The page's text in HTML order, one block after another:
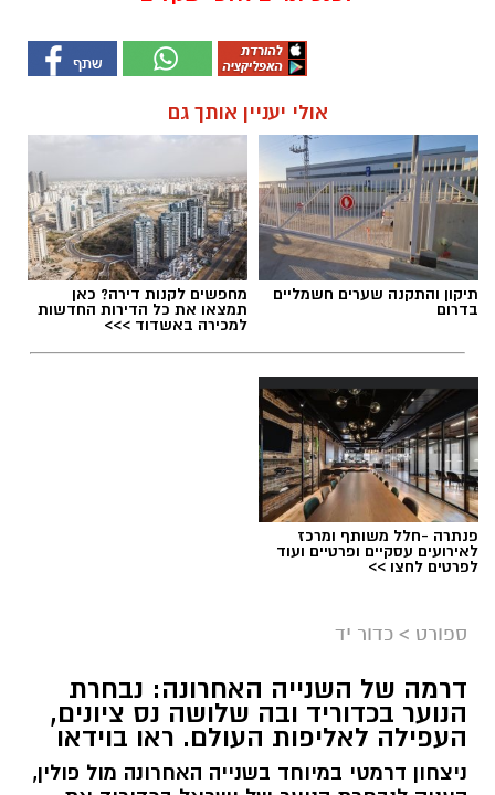
אולי יעניין אותך גם
תיקון והתקנה שערים חשמליים
בדרום
מחפשים לקנות דירה? כאן
תמצאו את כל הדירות החדשות
למכירה באשדוד >>>
פנתרה -חלל משותף ומרכז
לאירועים עסקיים ופרטיים ועוד
לפרטים לחצו >>
ספורט > כדור יד
דרמה של השנייה האחרונה: נבחרת
הנוער בכדוריד ובה שלושה נס ציונים,
העפילה לאליפות העולם. ראו בוידאו
ניצחון דרמטי במיוחד בשנייה האחרונה מול פולין,